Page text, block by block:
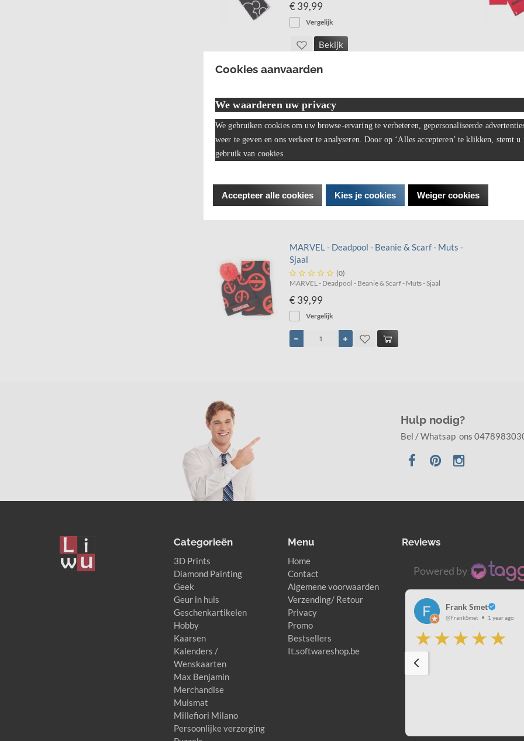
€ 39,99
Vergelijk
Bekijk
MARVEL - Beanie & Scarf - Muts - Sjaal
  (0)
MARVEL - Beanie & Scarf - Muts - Sjaal
MARVEL - Deadpool - Beanie & Scarf - Muts -
Sjaal
     (0)
MARVEL - Deadpool - Beanie & Scarf - Muts - Sjaal
€ 39,99
Vergelijk
Hulp nodig?
Bel / Whatsap ons
Categorieën
3D Prints
Diamond Painting
Geek
Geur in huis
Geschenkartikelen
Hobby
Kaarsen
Kalenders /
Wenskaarten
Max Benjamin
Merchandise
Muismat
Millefiori Milano
Persoonlijke verzorging
Menu
Home
Contact
Algemene voorwaarden
Verzending/ Retour
Privacy
Promo
Bestsellers
It.softwareshop.be
Reviews
Powered by
3 years ago
Frank Smet
@FrankSmet 1 year ago
Cookies aanvaarden
We waarderen uw privacy
We gebruiken cookies om uw browse-ervaring te verbeteren, gepersonaliseerde
weer te geven en ons verkeer te analyseren. Door op ‘Alles accepteren’ te klikken, stemt u
gebruik van cookies.
Accepteer alle cookies Kies je cookies Weiger cookies